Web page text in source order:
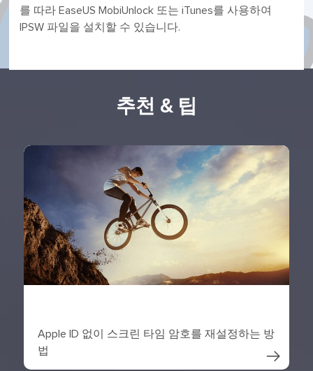
를 따라 EaseUS MobiUnlock 또는 iTunes를 사용하여
IPSW 파일을 설치할 수 있습니다.
추천 & 팁
Apple ID 없이 스크린 타임 암호를 재설정하는 방
법
